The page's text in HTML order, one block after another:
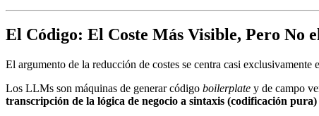
El Código: El Coste Más Visible, Pero No
El argumento de la reducción de costes se centra casi exclusivamente
Los LLMs son máquinas de generar código boilerplate y de campo
transcripción de la lógica de negocio a sintaxis (codificación